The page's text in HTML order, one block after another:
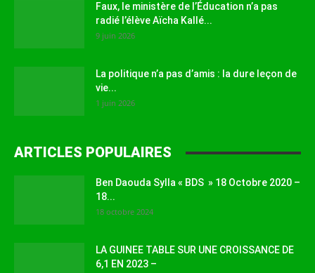
Faux, le ministère de l’Éducation n’a pas
radié l’élève Aïcha Kallé...
9 juin 2026
La politique n’a pas d’amis : la dure leçon de
vie...
1 juin 2026
ARTICLES POPULAIRES
Ben Daouda Sylla « BDS » 18 Octobre 2020 –
18...
18 octobre 2024
LA GUINEE TABLE SUR UNE CROISSANCE DE
6,1 EN 2023 –